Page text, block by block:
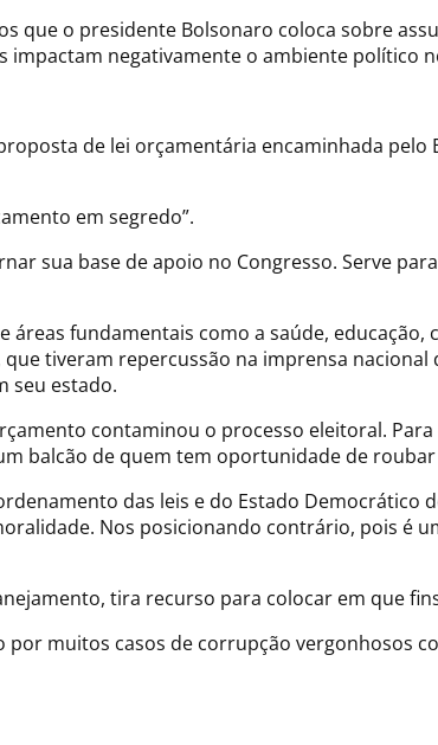
que o presidente Bolsonaro coloca sobre
impactam negativamente o ambiente político
de lei orçamentária encaminhada pelo
em segredo”.
sua base de apoio no Congresso. Serve
fundamentais como a saúde,
tiveram repercussão na imprensa
seu estado.
contaminou o processo eleitoral.
balcão de quem tem oportunidade de
das leis e do Estado Democrático
Nos posicionando contrário, pois é
tira recurso para colocar em que
muitos casos de corrupção vergonhosos